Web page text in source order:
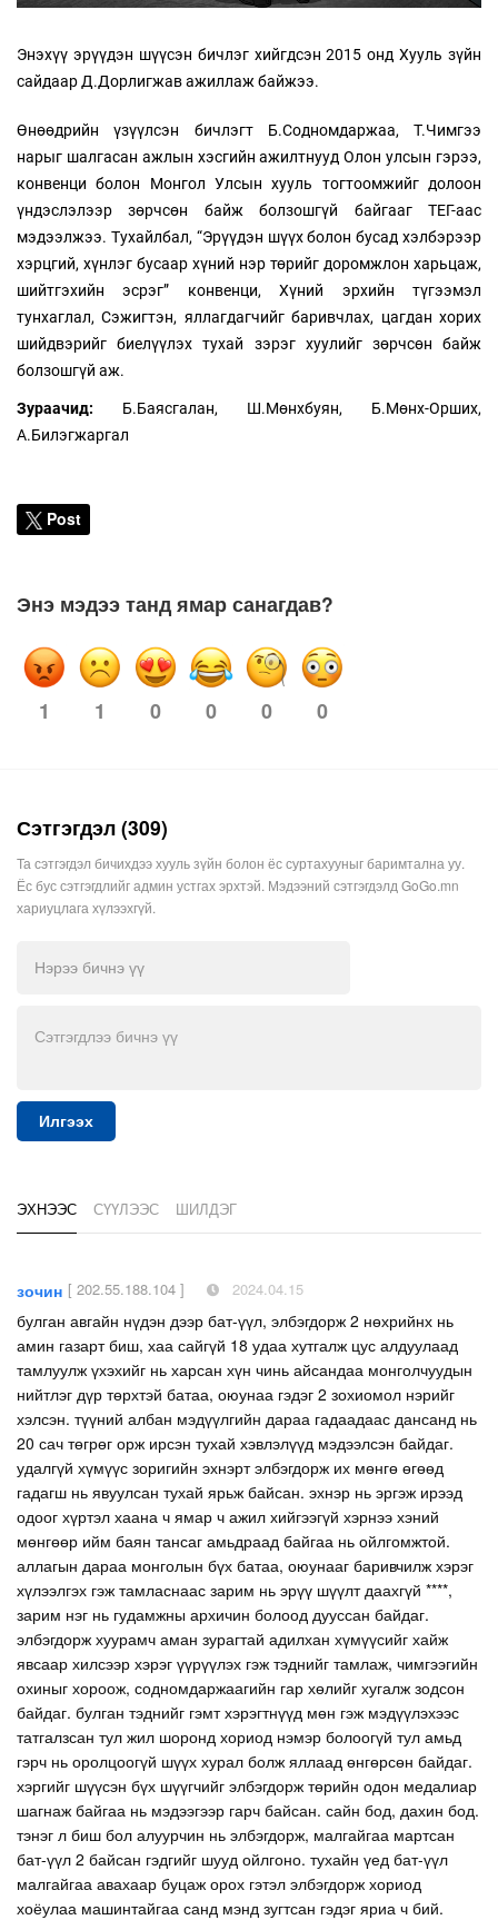
Энэхүү эрүүдэн шүүсэн бичлэг хийгдсэн 2015 онд Хууль зүйн
сайдаар Д.Дорлигжав ажиллаж байжээ.
Өнөөдрийн үзүүлсэн бичлэгт Б.Содномдаржаа, Т.Чимгээ
нарыг шалгасан ажлын хэсгийн ажилтнууд Олон улсын гэрээ,
конвенци болон Монгол Улсын хууль тогтоомжийг долоон
үндэслэлээр зөрчсөн байж болзошгүй байгааг ТЕГ-аас
мэдээлжээ. Тухайлбал, “Эрүүдэн шүүх болон бусад хэлбэрээр
хэрцгий, хүнлэг бусаар хүний нэр төрийг доромжлон харьцаж,
шийтгэхийн эсрэг” конвенци, Хүний эрхийн түгээмэл
тунхаглал, Сэжигтэн, яллагдагчийг баривчлах, цагдан хорих
шийдвэрийг биелүүлэх тухай зэрэг хуулийг зөрчсөн байж
болзошгүй аж.
Зураачид: Б.Баясгалан, Ш.Мөнхбуян, Б.Мөнх-Орших,
А.Билэгжаргал
Post
Энэ мэдээ танд ямар санагдав?
1 1 0 0 0 0
Сэтгэгдэл (309)
Та сэтгэгдэл бичихдээ хууль зүйн болон ёс суртахууныг баримтална уу.
Ёс бус сэтгэгдлийг админ устгах эрхтэй. Мэдээний сэтгэгдэлд GoGo.mn
хариуцлага хүлээхгүй.
Илгээх
ЭХНЭЭС СҮҮЛЭЭС ШИЛДЭГ
зочин [ 202.55.188.104 ] 2024.04.15
булган авгайн нүдэн дээр бат-үүл, элбэгдорж 2 нөхрийнх нь
амин газарт биш, хаа сайгүй 18 удаа хутгалж цус алдуулаад
тамлуулж үхэхийг нь харсан хүн чинь айсандаа монголчуудын
нийтлэг дүр төрхтэй батаа, оюунаа гэдэг 2 зохиомол нэрийг
хэлсэн. түүний албан мэдүүлгийн дараа гадаадаас дансанд нь
20 сач төгрөг орж ирсэн тухай хэвлэлүүд мэдээлсэн байдаг.
удалгүй хүмүүс зоригийн эхнэрт элбэгдорж их мөнгө өгөөд
гадагш нь явуулсан тухай ярьж байсан. эхнэр нь эргэж ирээд
одоог хүртэл хаана ч ямар ч ажил хийгээгүй хэрнээ хэний
мөнгөөр ийм баян тансаг амьдраад байгаа нь ойлгомжтой.
аллагын дараа монголын бүх батаа, оюунааг баривчилж хэрэг
хүлээлгэх гэж тамласнаас зарим нь эрүү шүүлт даахгүй ****,
зарим нэг нь гудамжны архичин болоод дууссан байдаг.
элбэгдорж хуурамч аман зурагтай адилхан хүмүүсийг хайж
явсаар хилсээр хэрэг үүрүүлэх гэж тэднийг тамлаж, чимгээгийн
охиныг хороож, содномдаржаагийн гар хөлийг хугалж зодсон
байдаг. булган тэднийг гэмт хэрэгтнүүд мөн гэж мэдүүлэхээс
татгалзсан тул жил шоронд хориод нэмэр болоогүй тул амьд
гэрч нь оролцоогүй шүүх хурал болж яллаад өнгөрсөн байдаг.
хэргийг шүүсэн бүх шүүгчийг элбэгдорж төрийн одон медалиар
шагнаж байгаа нь мэдээгээр гарч байсан. сайн бод, дахин бод.
тэнэг л биш бол алуурчин нь элбэгдорж, малгайгаа мартсан
бат-үүл 2 байсан гэдгийг шууд ойлгоно. тухайн үед бат-үүл
малгайгаа авахаар буцаж орох гэтэл элбэгдорж хориод
хоёулаа машинтайгаа санд мэнд зугтсан гэдэг яриа ч бий.